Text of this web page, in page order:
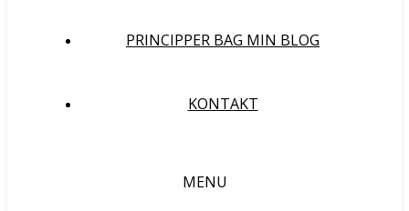
PRINCIPPER BAG MIN BLOG
KONTAKT
MENU